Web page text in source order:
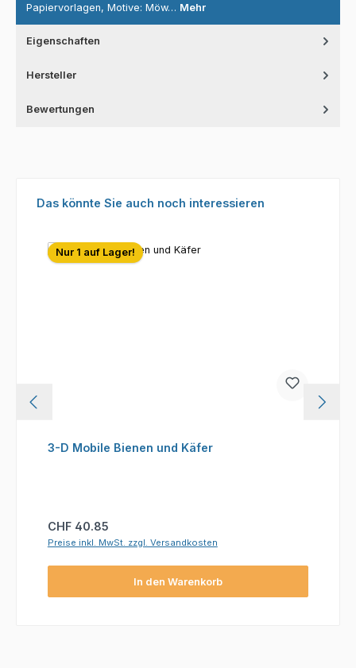
Papiervorlagen, Motive: Möw… Mehr
Eigenschaften
Hersteller
Bewertungen
Produktgalerie überspringen
Das könnte Sie auch noch interessieren
Nur 1 auf Lager!
3-D Mobile Bienen und Käfer
Regulärer Preis:
CHF 40.85
Preise inkl. MwSt. zzgl. Versandkosten
In den Warenkorb